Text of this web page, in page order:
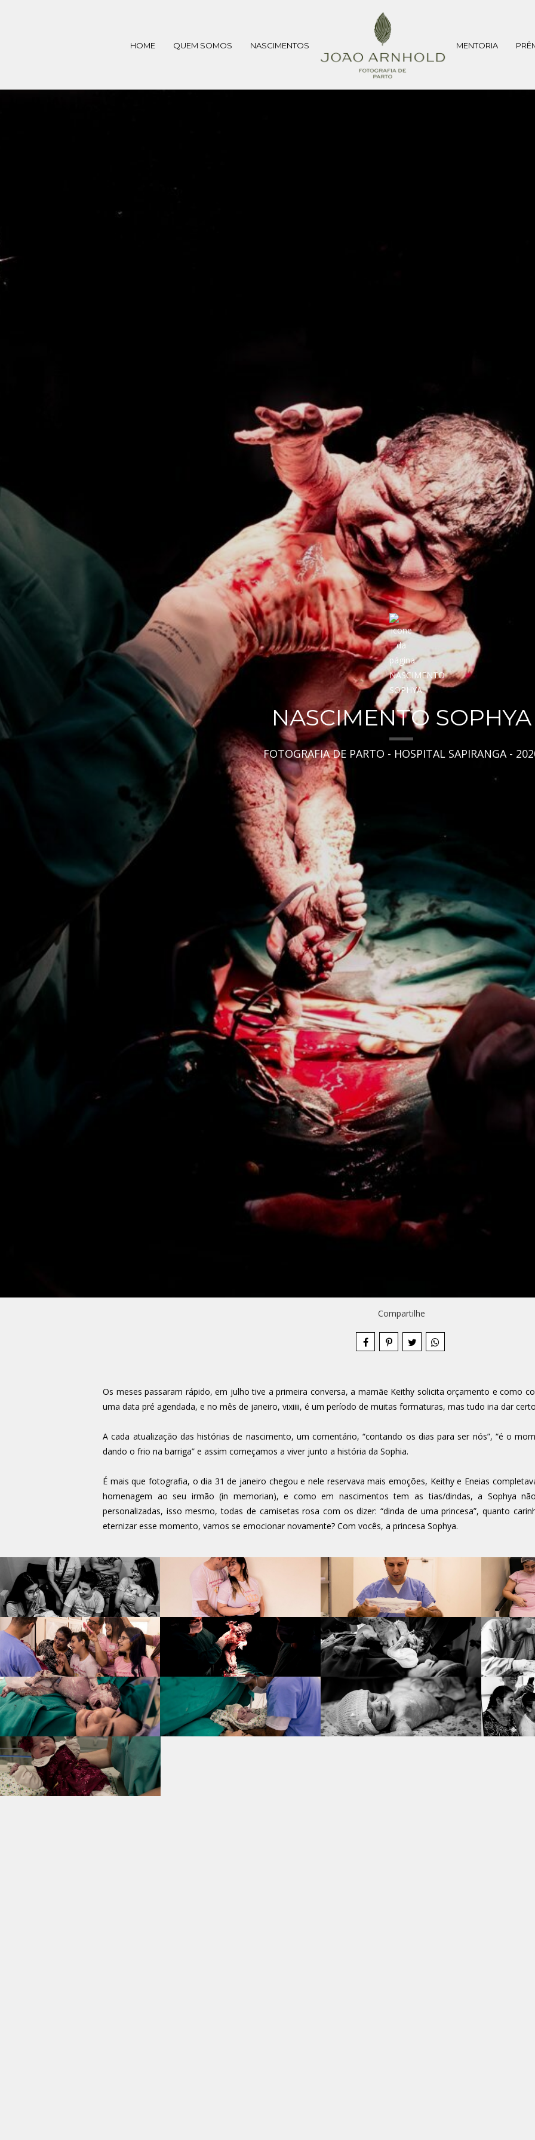
HOME QUEM SOMOS NASCIMENTOS MENTORIA
NASCIMENTO SOPHYA
FOTOGRAFIA DE PARTO - HOSPITAL SAPIRANGA -
Compartilhe
Os meses passaram rápido, em julho tive a primeira conversa, a mamãe Keithy solicita orçamento e como
uma data pré agendada, e no mês de janeiro, vixiiii, é um período de muitas formaturas, mas tudo iria dar
A cada atualização das histórias de nascimento, um comentário, “contando os dias para ser nós”, “é o
dando o frio na barriga” e assim começamos a viver junto a história da Sophia.
É mais que fotografia, o dia 31 de janeiro chegou e nele reservava mais emoções, Keithy e Eneias
homenagem ao seu irmão (in memorian), e como em nascimentos tem as tias/dindas, a Sophya
personalizadas, isso mesmo, todas de camisetas rosa com os dizer: “dinda de uma princesa”, quanto
eternizar esse momento, vamos se emocionar novamente? Com vocês, a princesa Sophya.